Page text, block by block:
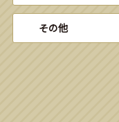
その他